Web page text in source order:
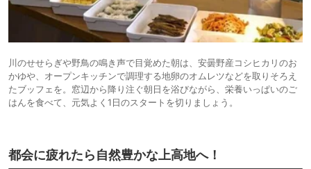
川のせせらぎや野鳥の鳴き声で目覚めた朝は、安曇野産コシヒカリのお
かゆや、オープンキッチンで調理する地卵のオムレツなどを取りそろえ
たブッフェを。窓辺から降り注ぐ朝日を浴びながら、栄養いっぱいのご
はんを食べて、元気よく1日のスタートを切りましょう。
都会に疲れたら自然豊かな上高地へ！